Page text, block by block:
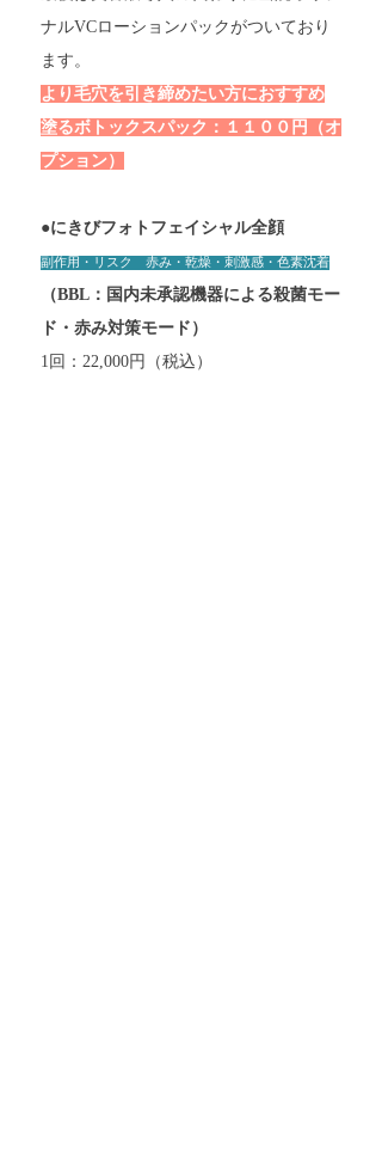
ナルVCローションパックがついており
ます。
より毛穴を引き締めたい方におすすめ
塗るボトックスパック：１１００円（オ
プション）
●にきびフォトフェイシャル全顔
副作用・リスク 赤み・乾燥・刺激感・色素沈着
（BBL：国内未承認機器による​殺菌モー
ド・赤み対策モード ）
1回：22,000​​円（税込）